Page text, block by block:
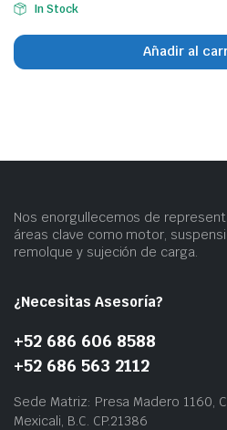
In Stock
Añadir al
Nos enorgullecemos de
áreas clave como motor,
remolque y sujeción de carga.
¿Necesitas Asesoría?
+52 686 606 8588
+52 686 563 2112
Sede Matriz: Presa Madero 1160,
Mexicali, B.C. CP.21386